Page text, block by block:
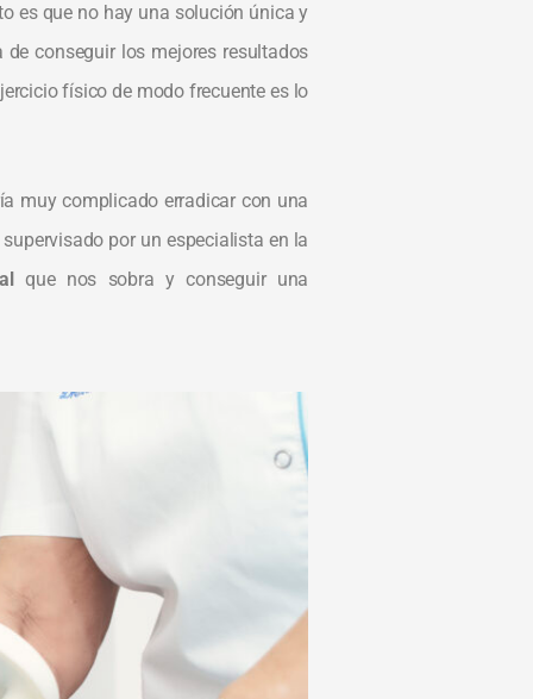
es que no hay una solución única y
conseguir los mejores resultados
físico de modo frecuente es lo
muy complicado erradicar con una
por un especialista en la
que nos sobra y conseguir una